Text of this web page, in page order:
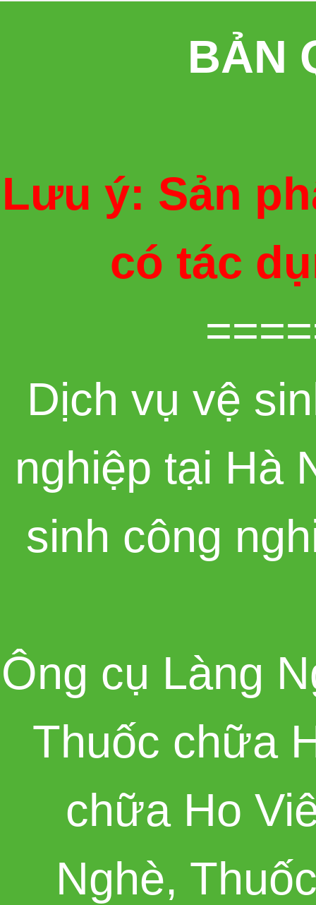
BẢN
Lưu ý: Sản
có tác
Dịch vụ vệ
nghiệp tại Hà
sinh công
Ông cụ Làng
Thuốc chữa
chữa Ho
Nghè,